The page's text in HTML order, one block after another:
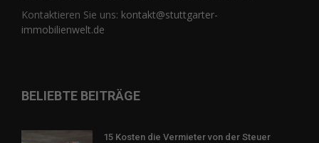
Kontaktieren Sie uns: kontakt@stuttgarter-
immobilienwelt.de
BELIEBTE BEITRÄGE
15 Kosten die Vermieter von der Steuer